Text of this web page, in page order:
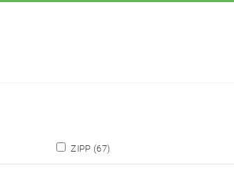
ZIPP (67)